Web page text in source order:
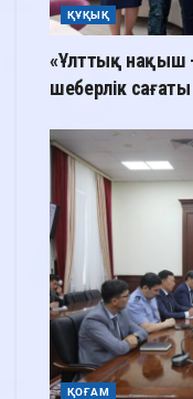
ҚҰҚЫҚ
«Ұлттық нақыш
шеберлік сағаты
ҚОҒАМ